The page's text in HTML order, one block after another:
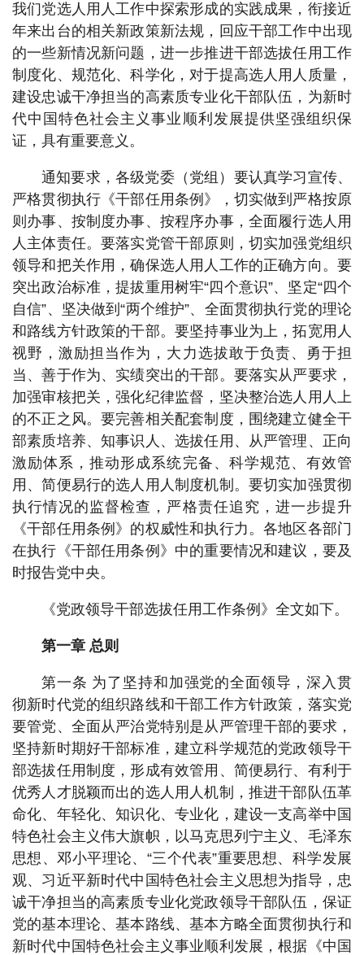
我们党选人用人工作中探索形成的实践成果，衔接近
年来出台的相关新政策新法规，回应干部工作中出现
的一些新情况新问题，进一步推进干部选拔任用工作
制度化、规范化、科学化，对于提高选人用人质量，
建设忠诚干净担当的高素质专业化干部队伍，为新时
代中国特色社会主义事业顺利发展提供坚强组织保
证，具有重要意义。
通知要求，各级党委（党组）要认真学习宣传、
严格贯彻执行《干部任用条例》，切实做到严格按原
则办事、按制度办事、按程序办事，全面履行选人用
人主体责任。要落实党管干部原则，切实加强党组织
领导和把关作用，确保选人用人工作的正确方向。要
突出政治标准，提拔重用树牢“四个意识”、坚定“四个
自信”、坚决做到“两个维护”、全面贯彻执行党的理论
和路线方针政策的干部。要坚持事业为上，拓宽用人
视野，激励担当作为，大力选拔敢于负责、勇于担
当、善于作为、实绩突出的干部。要落实从严要求，
加强审核把关，强化纪律监督，坚决整治选人用人上
的不正之风。要完善相关配套制度，围绕建立健全干
部素质培养、知事识人、选拔任用、从严管理、正向
激励体系，推动形成系统完备、科学规范、有效管
用、简便易行的选人用人制度机制。要切实加强贯彻
执行情况的监督检查，严格责任追究，进一步提升
《干部任用条例》的权威性和执行力。各地区各部门
在执行《干部任用条例》中的重要情况和建议，要及
时报告党中央。
《党政领导干部选拔任用工作条例》全文如下。
第一章 总则
第一条 为了坚持和加强党的全面领导，深入贯
彻新时代党的组织路线和干部工作方针政策，落实党
要管党、全面从严治党特别是从严管理干部的要求，
坚持新时期好干部标准，建立科学规范的党政领导干
部选拔任用制度，形成有效管用、简便易行、有利于
优秀人才脱颖而出的选人用人机制，推进干部队伍革
命化、年轻化、知识化、专业化，建设一支高举中国
特色社会主义伟大旗帜，以马克思列宁主义、毛泽东
思想、邓小平理论、“三个代表”重要思想、科学发展
观、习近平新时代中国特色社会主义思想为指导，忠
诚干净担当的高素质专业化党政领导干部队伍，保证
党的基本理论、基本路线、基本方略全面贯彻执行和
新时代中国特色社会主义事业顺利发展，根据《中国